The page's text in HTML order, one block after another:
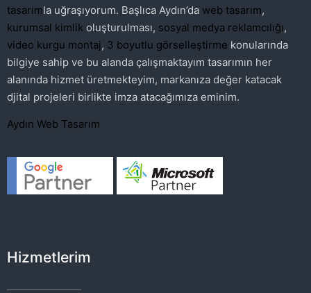
tasarımla uğraşıyorum. Başlıca Aydın’da web tasarım,
kurumsal kimlik oluşturulması, sosyal medya reklamcılığı,
video kurgu montaj, 3 boyutlu görselleştirme konularında
bilgiye sahip ve bu alanda çalışmaktayım tasarımın her
alanında hizmet üretmekteyim, markanıza değer katacak
djital projeleri birlikte imza atacağımıza eminim.
Aydın Web Tasarım
Hizmetlerim